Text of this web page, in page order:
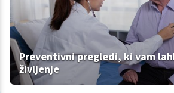
Preventivni pregledi, ki vam
življenje